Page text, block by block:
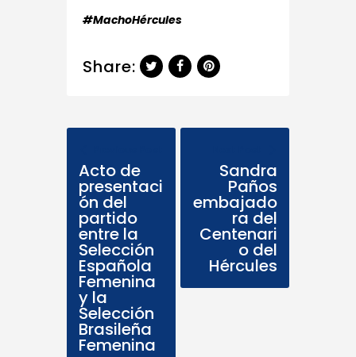
#MachoHércules
Share:
Acto de
presentaci
ón del
partido
entre la
Selección
Española
Femenina
y la
Selección
Brasileña
Femenina
Sandra
Paños
embajado
ra del
Centenari
o del
Hércules